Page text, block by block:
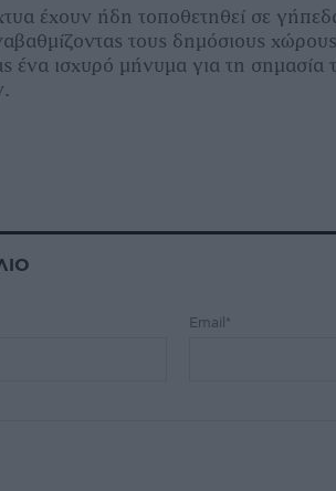
έχουν ήδη τοποθετηθεί σε
τους δημόσιους
ένα ισχυρό μήνυμα για τη σημασία
Email*